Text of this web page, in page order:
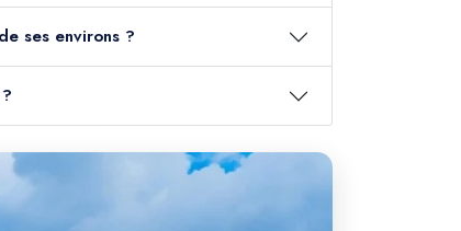
ses environs ?